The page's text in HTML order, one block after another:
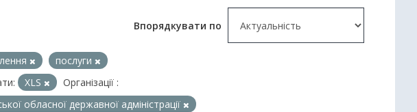
Впорядкувати по
послуги
XLS
Організації :
обласної державної адміністрації